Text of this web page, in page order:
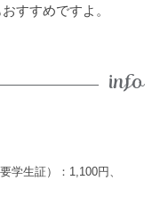
すすめですよ。
学生証）：1,100円、